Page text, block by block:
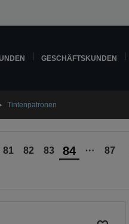
GESCHÄFTSKUNDEN
Tintenpatronen
81 82 83 84 ⋯ 87